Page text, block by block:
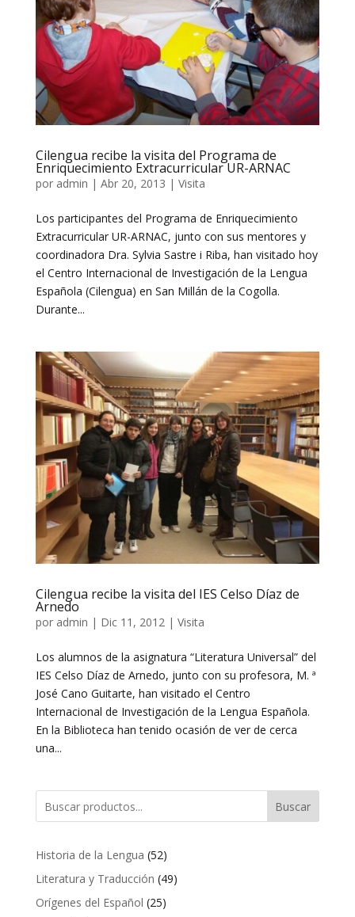
Cilengua recibe la visita del Programa de
Enriquecimiento Extracurricular UR-ARNAC
por admin | Abr 20, 2013 | Visita
Los participantes del Programa de Enriquecimiento
Extracurricular UR-ARNAC, junto con sus mentores y
coordinadora Dra. Sylvia Sastre i Riba, han visitado hoy
el Centro Internacional de Investigación de la Lengua
Española (Cilengua) en San Millán de la Cogolla.
Durante...
Cilengua recibe la visita del IES Celso Díaz de
Arnedo
por admin | Dic 11, 2012| Visita
Los alumnos de la asignatura “Literatura Universal” del
IES Celso Díaz de Arnedo, junto con su profesora, M. ª
José Cano Guitarte, han visitado el Centro
Internacional de Investigación de la Lengua Española.
En la Biblioteca han tenido ocasión de ver de cerca
una...
Buscar
Historia de la Lengua 5252
productos
Literatura y Traducción 4949
Orígenes del Español 2525